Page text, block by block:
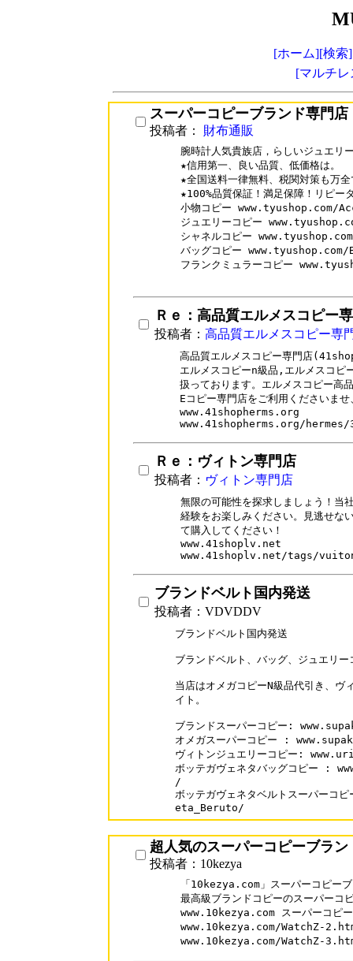
[ホーム][検索]
[マルチ
スーパーコピーブランド専門店
投稿者： 財布通販
腕時計人気貴族店，らしいジュエリ
★信用第一、良い品質、低価格は。
★全国送料一律無料、税関対策も万全
★100%品質保証！満足保障！リピー
小物コピー www.tyushop.com/
ジュエリーコピー
シャネルコピー
バッグコピー www.tyushop.com/
フランクミュラーコピー
Ｒｅ：高品質エルメスコピー
投稿者： 高品質エルメスコピー専
高品質エルメスコピー専門店
エルメスコピーn級品,エルメスコピ
扱っております。エルメスコピー高
Eコピー専門店をご利用くださいま
www.41shopherms.org
www.41shopherms.org/hermes/
Ｒｅ：ヴィトン専門店
投稿者： ヴィトン専門店
無限の可能性を探求しましょう！当
経験をお楽しみください。見逃せな
て購入してください！
www.41shoplv.net
www.41shoplv.net/tags/
ブランドベルト国内発送
投稿者：VDVDDV
ブランドベルト国内発送
ブランドベルト、バッグ、ジュエリ
当店はオメガコピーN級品代引き、
イト。
ブランドスーパーコピー:
オメガスーパーコピー :
ヴィトンジュエリーコピー:
ボッテガヴェネタバッグコピー :
/
ボッテガヴェネタベルトスーパー
eta_Beruto/
超人気のスーパーコピーブラン
投稿者：10kezya
「10kezya.com」スーパーコピー
最高級ブランドコピーのスーパーコ
www.10kezya.com スーパーコピ
www.10kezya.com/WatchZ-
www.10kezya.com/WatchZ-